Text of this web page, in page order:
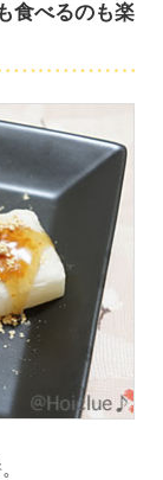
食べるのも楽